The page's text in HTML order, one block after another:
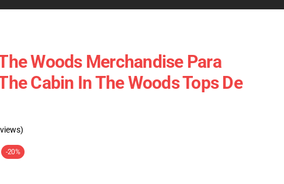
Woods Merchandise Para
Cabin In The Woods Tops De
-20%